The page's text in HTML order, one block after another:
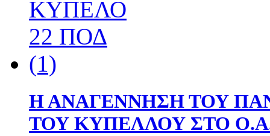
Η ΑΝΑΓΕΝΝΗΣΗ ΤΟΥ
ΤΟΥ ΚΥΠΕΛΛΟΥ ΣΤΟ